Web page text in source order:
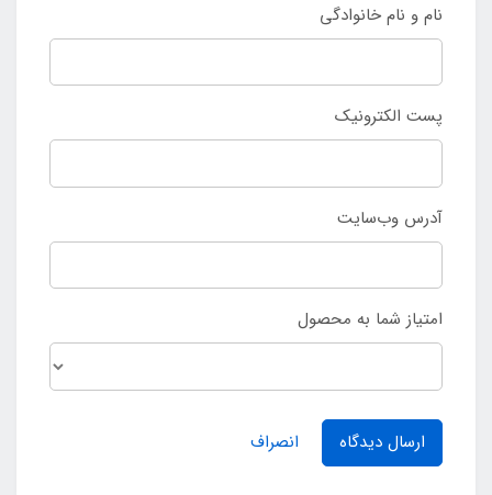
نام و نام خانوادگی
پست الکترونیک
آدرس وب‌سایت
امتیاز شما به محصول
ارسال دیدگاه انصراف